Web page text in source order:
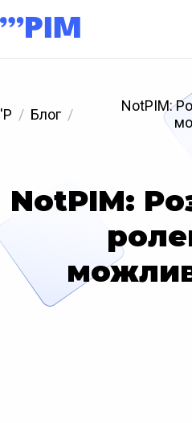
'P Блог
NotPIM:
NotPIM: